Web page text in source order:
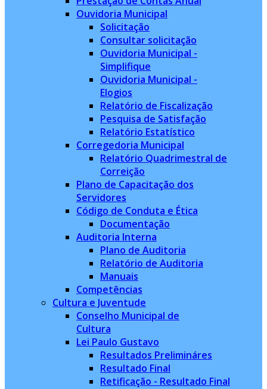
Ouvidoria Municipal
Solicitação
Consultar solicitação
Ouvidoria Municipal -
Simplifique
Ouvidoria Municipal -
Elogios
Relatório de Fiscalização
Pesquisa de Satisfação
Relatório Estatístico
Corregedoria Municipal
Relatório Quadrimestral de
Correição
Plano de Capacitação dos
Servidores
Código de Conduta e Ética
Documentação
Auditoria Interna
Plano de Auditoria
Relatório de Auditoria
Manuais
Competências
Cultura e Juventude
Conselho Municipal de
Cultura
Lei Paulo Gustavo
Resultados Prelimináres
Resultado Final
Retificação - Resultado Final